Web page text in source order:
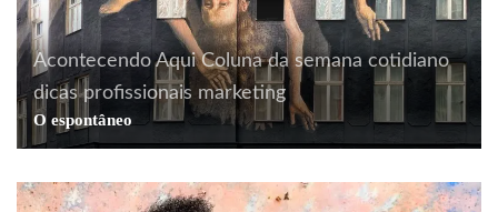
Acontecendo Aqui Coluna da semana cotidiano
dicas profissionais marketing
O espontâneo